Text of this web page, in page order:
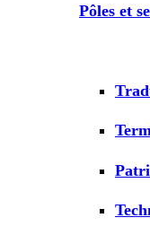
Pôles et